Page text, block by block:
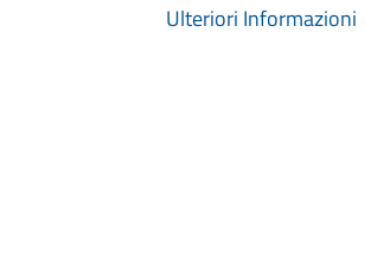
Ulteriori Informazioni